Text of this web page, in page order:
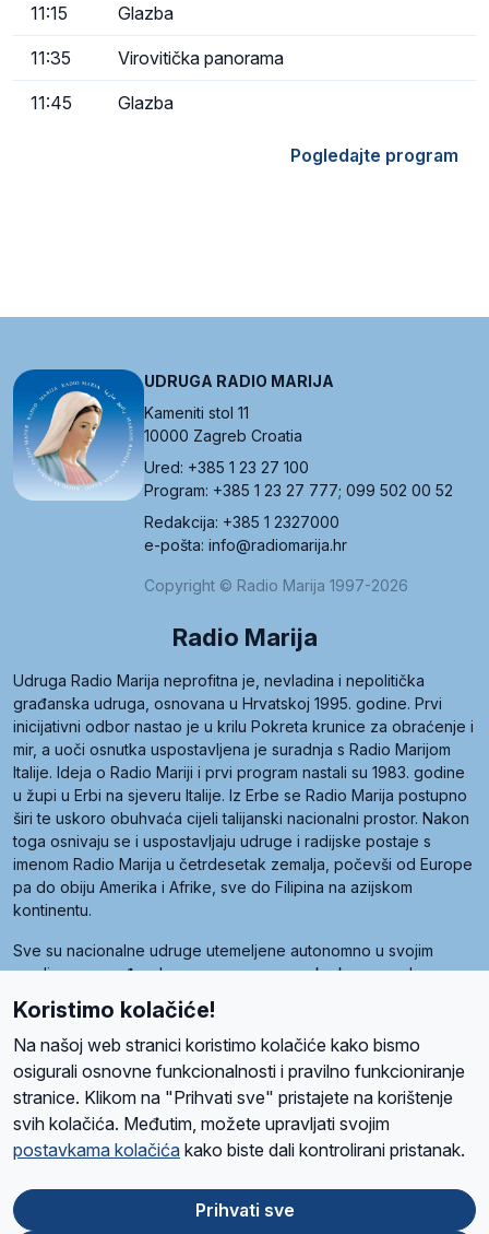
11:15 Glazba
11:35 Virovitička panorama
11:45 Glazba
Pogledajte program
UDRUGA RADIO MARIJA
Kameniti stol 11
10000 Zagreb Croatia
Ured: +385 1 23 27 100
Program: +385 1 23 27 777; 099 502 00 52
Redakcija: +385 1 2327000
e-pošta: info@radiomarija.hr
Copyright © Radio Marija 1997-2026
Radio Marija
Udruga Radio Marija neprofitna je, nevladina i nepolitička
građanska udruga, osnovana u Hrvatskoj 1995. godine. Prvi
inicijativni odbor nastao je u krilu Pokreta krunice za obraćenje i
mir, a uoči osnutka uspostavljena je suradnja s Radio Marijom
Italije. Ideja o Radio Mariji i prvi program nastali su 1983. godine
u župi u Erbi na sjeveru Italije. Iz Erbe se Radio Marija postupno
širi te uskoro obuhvaća cijeli talijanski nacionalni prostor. Nakon
toga osnivaju se i uspostavljaju udruge i radijske postaje s
imenom Radio Marija u četrdesetak zemalja, počevši od Europe
pa do obiju Amerika i Afrike, sve do Filipina na azijskom
kontinentu.
Sve su nacionalne udruge utemeljene autonomno u svojim
zemljama, a međusobna su povezane preko krovne udruge
pod nazivom Svjetska obitelj Radio Marije (World Family of
Radio Maria). Svjetsku obitelj utemeljilo je sedam članica, među
kojima je i hrvatska Udruga Radio Marija.
O namaRadio ProgramVolonteriPrijateljiKontaktPravila privatnosti
Ova stranica je zaštićena Google reCAPTCHA sustavom
Koristimo kolačiće!
Na našoj web stranici koristimo kolačiće kako bismo
osigurali osnovne funkcionalnosti i pravilno funkcioniranje
stranice. Klikom na "Prihvati sve" pristajete na korištenje
svih kolačića. Međutim, možete upravljati svojim
postavkama kolačića kako biste dali kontrolirani pristanak.
Prihvati sve